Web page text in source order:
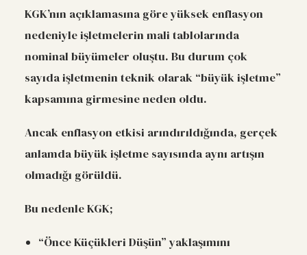
KGK’nın açıklamasına göre yüksek enflasyon
nedeniyle işletmelerin mali tablolarında
nominal büyümeler oluştu. Bu durum çok
sayıda işletmenin teknik olarak “büyük işletme”
kapsamına girmesine neden oldu.
Ancak enflasyon etkisi arındırıldığında, gerçek
anlamda büyük işletme sayısında aynı artışın
olmadığı görüldü.
Bu nedenle KGK;
“Önce Küçükleri Düşün” yaklaşımını